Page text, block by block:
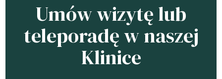
Umów wizytę lub
teleporadę w naszej
Klinice